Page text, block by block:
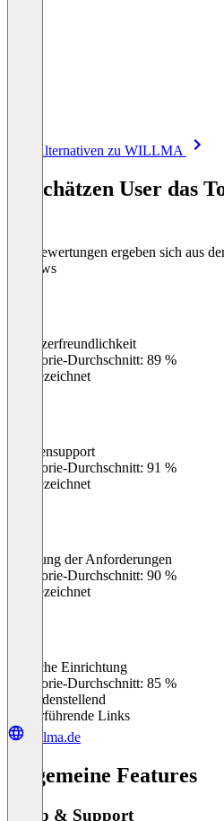
Alle Alternativen zu WILLMA
So schätzen User das
Die Bewertungen ergeben sich aus
Reviews
Benutzerfreundlichkeit
Kategorie-Durchschnitt: 89 %
Ausgezeichnet
Kundensupport
Kategorie-Durchschnitt: 91 %
Ausgezeichnet
Erfüllung der Anforderungen
Kategorie-Durchschnitt: 90 %
Ausgezeichnet
Einfache Einrichtung
Kategorie-Durchschnitt: 85 %
Zufriedenstellend
Weiterführende Links
willma.de
Allgemeine Features
Setup & Support